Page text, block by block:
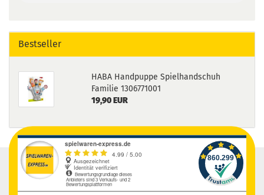
Bestseller
HABA Handpuppe Spielhandschuh
Familie 1306771001
19,90 EUR